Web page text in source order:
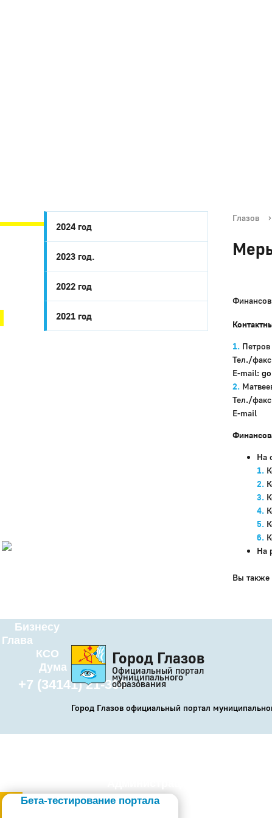
Бизнесу
Глава
КСО
Дума
+7 (34141) 21-300
Бета-тестирование портала
Город Глазов
2024 год
2023 год.
2022 год
2021 год
Глазов ›
Тел./
E-mail:
Тел./
E-mail
На
На
Вы также
Город Глазов
Официальный портал
муниципального
образования
Город Глазов официальный портал